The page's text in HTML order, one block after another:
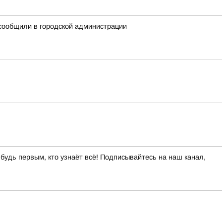
в городской администрации
первым, кто узнаёт всё! Подписывайтесь на наш канал,